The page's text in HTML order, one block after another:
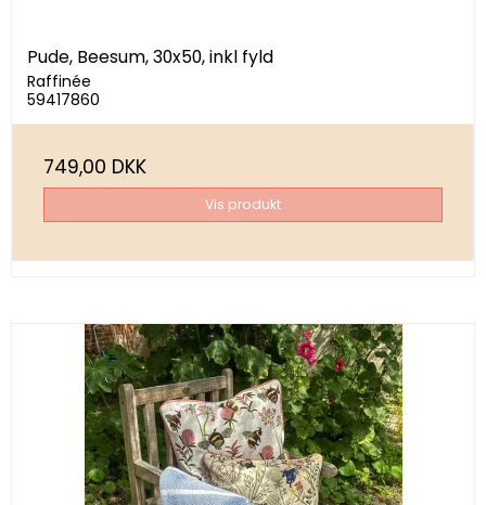
Pude, Beesum, 30x50, inkl fyld
Raffinée
59417860
749,00 DKK
Vis produkt